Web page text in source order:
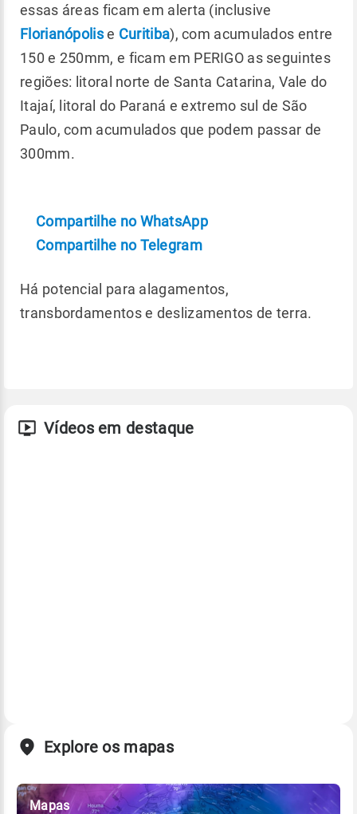
essas áreas ficam em alerta (inclusive
Florianópolise Curitiba), com acumulados entre
150 e 250mm, e ficam em PERIGO as seguintes
regiões: litoral norte de Santa Catarina, Vale do
Itajaí, litoral do Paraná e extremo sul de São
Paulo, com acumulados que podem passar de
300mm.
Compartilhe no WhatsApp
Compartilhe no Telegram
Há potencial para alagamentos,
transbordamentos e deslizamentos de terra.
Vídeos em destaque
Explore os mapas
Mapas